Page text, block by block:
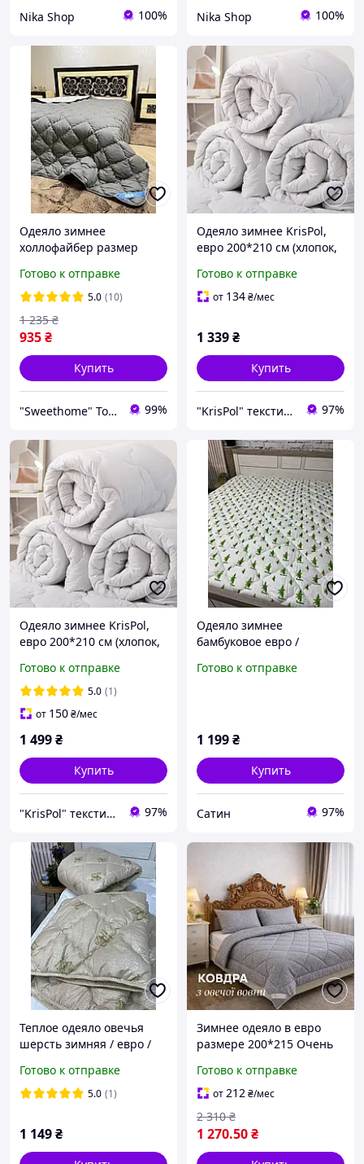
Nika Shop 100% Nika Shop 100%
Одеяло зимнее
холлофайбер размер
микрофибра серого цвета
Готово к отправке
5.0 (10)
935₴
1 235 ₴
Купить
"Sweethome" Товари для дому 99%
Одеяло зимнее KrisPol,
евро 200*210 см (хлопок,
Готово к отправке
от 134₴/мес
1 339₴
Купить
"KrisPol" текстиль для дому 97%
Одеяло зимнее KrisPol,
евро 200*210 см (хлопок,
м²)
Готово к отправке
5.0 (1)
от 150₴/мес
1 499₴
Купить
"KrisPol" текстиль для дому 97%
Одеяло зимнее
бамбуковое евро /
Готово к отправке
1 199₴
Купить
Сатин 97%
Теплое одеяло овечья
шерсть зимняя / евро /
Готово к отправке
5.0 (1)
1 149₴
Зимнее одеяло в евро
размере 200*215 Очень
от производителя Легкое
мягкое одеяло
Готово к отправке
от212₴/мес
1 270.50₴
2 310 ₴